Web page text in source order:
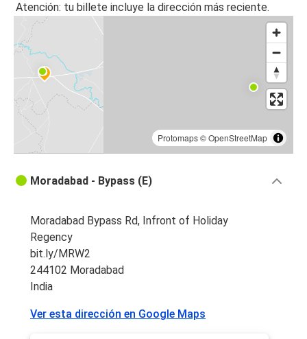
Atención: tu billete incluye la dirección más reciente.
Protomaps©OpenStreetMap
Moradabad - Bypass (E)
Moradabad Bypass Rd, Infront of Holiday
Regency
bit.ly/MRW2
244102 Moradabad
India
Ver esta dirección en Google Maps